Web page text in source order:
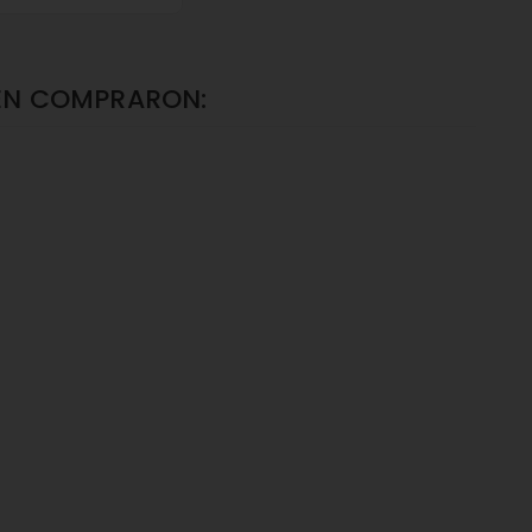
COMPRARON: